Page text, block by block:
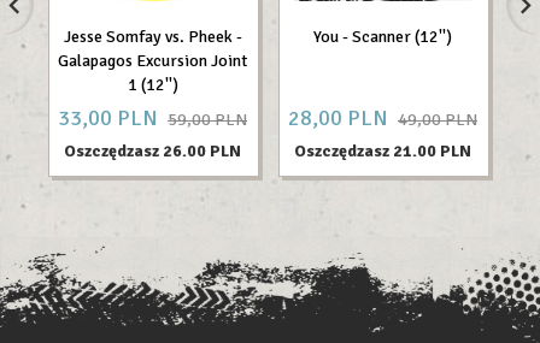
Jesse Somfay vs. Pheek -
Galapagos Excursion Joint
1 (12'')
33,00 PLN 59,00 PLN
Oszczędzasz 26.00 PLN
You - Scanner (12'')
28,00 PLN 49,00 PLN
Oszczędzasz 21.00 PLN